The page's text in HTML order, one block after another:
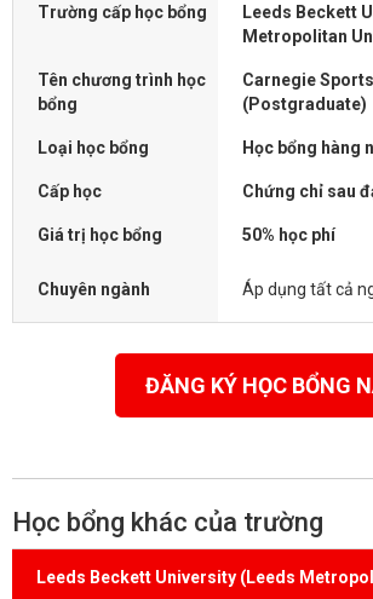
Trường cấp học bổng
Leeds Beckett
Metropolitan
Tên chương trình học
bổng
Carnegie
(Postgraduate)
Loại học bổng Học bổng hàng
Cấp học Chứng chỉ sau
Giá trị học bổng 50% học phí
Chuyên ngành Áp dụng tất cả
ĐĂNG KÝ HỌC BỔNG
Học bổng khác của trường
Leeds Beckett University (Leeds